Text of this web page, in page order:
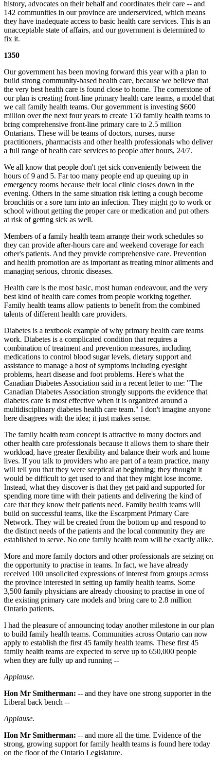
history, advocates on their behalf and coordinates their care -- and
142 communities in our province are underserviced, which means
they have inadequate access to basic health care services. This is an
unacceptable state of affairs, and our government is determined to
fix it.
1350
Our government has been moving forward this year with a plan to
build strong community-based health care, because we believe that
the very best health care is found close to home. The cornerstone of
our plan is creating front-line primary health care teams, a model that
we call family health teams. Our government is investing $600
million over the next four years to create 150 family health teams to
bring comprehensive front-line primary care to 2.5 million
Ontarians. These will be teams of doctors, nurses, nurse
practitioners, pharmacists and other health professionals who deliver
a full range of health care services to people after hours, 24/7.
We all know that people don't get sick conveniently between the
hours of 9 and 5. Far too many people end up queuing up in
emergency rooms because their local clinic closes down in the
evening. Others in the same situation risk letting a cough become
bronchitis or a sore turn into an infection. They might go to work or
school without getting the proper care or medication and put others
at risk of getting sick as well.
Members of a family health team arrange their work schedules so
they can provide after-hours care and weekend coverage for each
other's patients. And they provide comprehensive care. Prevention
and health promotion are as important as treating minor ailments and
managing serious, chronic diseases.
Health care is the most basic, most human endeavour, and the very
best kind of health care comes from people working together.
Family health teams allow patients to benefit from the combined
talents of different health care providers.
Diabetes is a textbook example of why primary health care teams
work. Diabetes is a complicated condition that requires a
combination of treatment and prevention measures, including
medications to control blood sugar levels, dietary support and
assistance to manage a host of symptoms including eyesight
problems, heart disease and foot problems. Here's what the
Canadian Diabetes Association said in a recent letter to me: "The
Canadian Diabetes Association strongly supports the evidence that
diabetes care is most effective when it is organized around a
multidisciplinary diabetes health care team." I don't imagine anyone
here disagrees with the idea; it just makes sense.
The family health team concept is attractive to many doctors and
other health care professionals because it allows them to share their
workload, have greater flexibility and balance their work and home
lives. If you talk to providers who are part of a team practice, many
will tell you that they were sceptical at beginning; they thought it
would be difficult to get used to and that they might lose income.
Instead, what they discover is that they get paid and supported for
spending more time with their patients and delivering the kind of
care that they know their patients need. Family health teams will
build on successful teams, like the Escarpment Primary Care
Network. They will be created from the bottom up and respond to
the distinct needs of the patients and the local community they are
established to serve. No one family health team will be exactly alike.
More and more family doctors and other professionals are seizing on
the opportunity to practise in teams. In fact, we have already
received 100 unsolicited expressions of interest from groups across
the province interested in setting up family health teams. Some
3,500 family physicians are already choosing to practise in one of
the existing primary care models and bring care to 2.8 million
Ontario patients.
I had the pleasure of announcing today another milestone in our plan
to build family health teams. Communities across Ontario can now
apply to establish the first 45 family health teams. These first 45
family health teams are expected to serve up to 650,000 people
when they are fully up and running --
Applause.
Hon Mr Smitherman: -- and they have one strong supporter in the
Liberal back bench --
Applause.
Hon Mr Smitherman: -- and more all the time. Evidence of the
strong, growing support for family health teams is found here today
on the floor of the Ontario Legislature.